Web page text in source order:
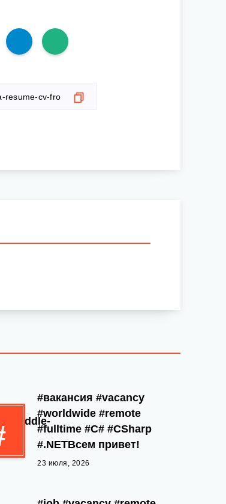
middle-
#вакансия #vacancy
#worldwide #remote
#fulltime #C# #CSharp
#.NETВсем привет!
23 июля, 2026